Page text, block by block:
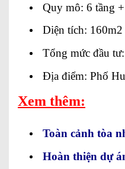
Quy mô: 6 tầng
Diện tích: 160m2
Tổng mức đầu
Địa điểm: Phố
Xem thêm:
Toàn cảnh tòa
Hoàn thiện dự